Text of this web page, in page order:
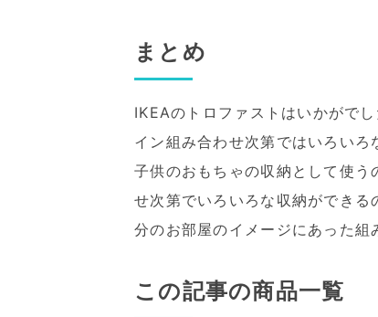
まとめ
IKEAのトロファストはいかがで
イン組み合わせ次第ではいろいろ
子供のおもちゃの収納として使
せ次第でいろいろな収納ができ
分のお部屋のイメージにあった組
この記事の商品一覧